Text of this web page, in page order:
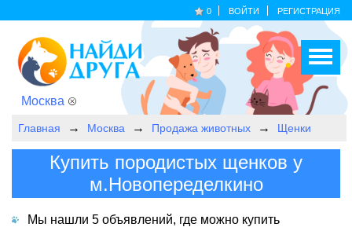
0 ВОЙТИ РЕГИСТРАЦИЯ
Москва
Главная Москва Продажа животных Щенки
Купить породистых щенков у
м.Новопеределкино
Мы нашли 5 объявлений, где можно купить